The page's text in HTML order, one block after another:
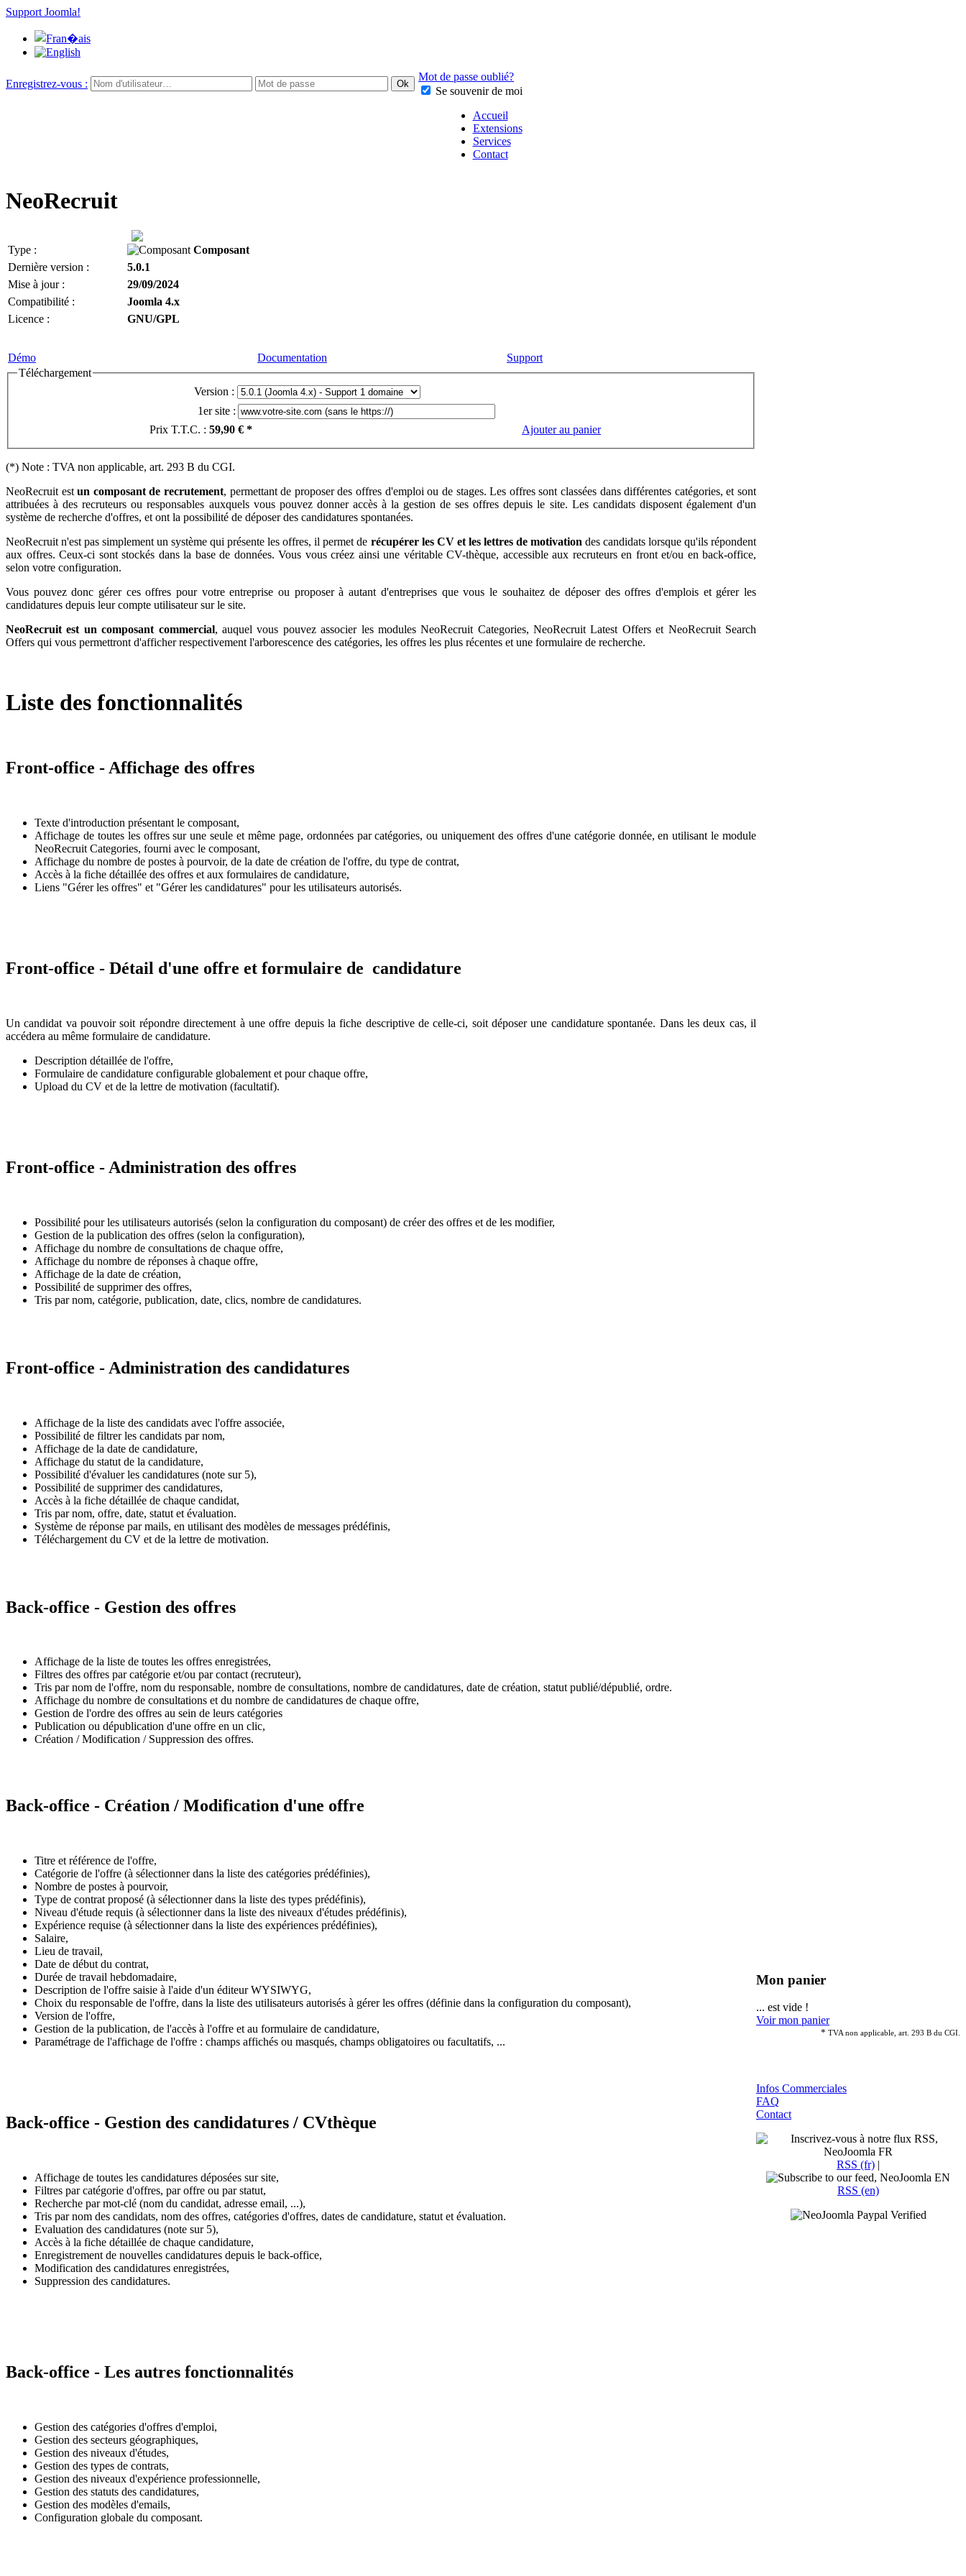
Support Joomla!
Enregistrez-vous :
Mot de passe oublié?
Se souvenir de moi
Accueil
Extensions
Services
Contact
NeoRecruit
Type :
Composant
Dernière version :
5.0.1
Mise à jour :
29/09/2024
Compatibilité :
Joomla 4.x
Licence :
GNU/GPL
Démo Documentation
Support
Téléchargement
Version :
1er site :
Prix T.T.C. : 59,90 € * Ajouter au panier
(*) Note : TVA non applicable, art. 293 B du CGI.
NeoRecruit estun composant de recrutement, permettant de proposer des offres d'emploi ou de stages. Les offres sont classées dans différentes catégories, et sont
attribuées à des recruteurs ou responsables auxquels vous pouvez donner accès à la gestion de ses offres depuis le site. Les candidats disposent également d'un
système de recherche d'offres, et ont la possibilité de déposer des candidatures spontanées.
NeoRecruit n'est pas simplement un système qui présente les offres, il permet de récupérer les CV et les lettres de motivationdes candidats lorsque qu'ils répondent
aux offres. Ceux-ci sont stockés dans la base de données. Vous vous créez ainsi une véritable CV-thèque, accessible aux recruteurs en front et/ou en back-office,
selon votre configuration.
Vous pouvez donc gérer ces offres pour votre entreprise ou proposer à autant d'entreprises que vous le souhaitez de déposer des offres d'emplois et gérer les
candidatures depuis leur compte utilisateur sur le site.
NeoRecruit est un composant commercial, auquel vous pouvez associer les modules NeoRecruit Categories, NeoRecruit Latest Offers et NeoRecruit Search
Offers qui vous permettront d'afficher respectivement l'arborescence des catégories, les offres les plus récentes et une formulaire de recherche.
Liste des fonctionnalités
Front-office - Affichage des offres
Texte d'introduction présentant le composant,
Affichage de toutes les offres sur une seule et même page, ordonnées par catégories, ou uniquement des offres d'une catégorie donnée, en utilisant le module
NeoRecruit Categories, fourni avec le composant,
Affichage du nombre de postes à pourvoir, de la date de création de l'offre, du type de contrat,
Accès à la fiche détaillée des offres et aux formulaires de candidature,
Liens "Gérer les offres" et "Gérer les candidatures" pour les utilisateurs autorisés.
Front-office - Détail d'une offre et formulaire de candidature
Un candidat va pouvoir soit répondre directement à une offre depuis la fiche descriptive de celle-ci, soit déposer une candidature spontanée. Dans les deux cas, il
accédera au même formulaire de candidature.
Description détaillée de l'offre,
Formulaire de candidature configurable globalement et pour chaque offre,
Upload du CV et de la lettre de motivation (facultatif).
Front-office - Administration des offres
Possibilité pour les utilisateurs autorisés (selon la configuration du composant) de créer des offres et de les modifier,
Gestion de la publication des offres (selon la configuration),
Affichage du nombre de consultations de chaque offre,
Affichage du nombre de réponses à chaque offre,
Affichage de la date de création,
Possibilité de supprimer des offres,
Tris par nom, catégorie, publication, date, clics, nombre de candidatures.
Front-office - Administration des candidatures
Affichage de la liste des candidats avec l'offre associée,
Possibilité de filtrer les candidats par nom,
Affichage de la date de candidature,
Affichage du statut de la candidature,
Possibilité d'évaluer les candidatures (note sur 5),
Possibilité de supprimer des candidatures,
Accès à la fiche détaillée de chaque candidat,
Tris par nom, offre, date, statut et évaluation.
Système de réponse par mails, en utilisant des modèles de messages prédéfinis,
Téléchargement du CV et de la lettre de motivation.
Back-office - Gestion des offres
Affichage de la liste de toutes les offres enregistrées,
Filtres des offres par catégorie et/ou par contact (recruteur),
Tris par nom de l'offre, nom du responsable, nombre de consultations, nombre de candidatures, date de création, statut publié/dépublié, ordre.
Affichage du nombre de consultations et du nombre de candidatures de chaque offre,
Gestion de l'ordre des offres au sein de leurs catégories
Publication ou dépublication d'une offre en un clic,
Création / Modification / Suppression des offres.
Back-office - Création / Modification d'une offre
Titre et référence de l'offre,
Catégorie de l'offre (à sélectionner dans la liste des catégories prédéfinies),
Nombre de postes à pourvoir,
Type de contrat proposé (à sélectionner dans la liste des types prédéfinis),
Niveau d'étude requis (à sélectionner dans la liste des niveaux d'études prédéfinis),
Expérience requise (à sélectionner dans la liste des expériences prédéfinies),
Salaire,
Lieu de travail,
Date de début du contrat,
Durée de travail hebdomadaire,
Description de l'offre saisie à l'aide d'un éditeur WYSIWYG,
Choix du responsable de l'offre, dans la liste des utilisateurs autorisés à gérer les offres (définie dans la configuration du composant),
Version de l'offre,
Gestion de la publication, de l'accès à l'offre et au formulaire de candidature,
Paramétrage de l'affichage de l'offre : champs affichés ou masqués, champs obligatoires ou facultatifs, ...
Back-office - Gestion des candidatures / CVthèque
Affichage de toutes les candidatures déposées sur site,
Filtres par catégorie d'offres, par offre ou par statut,
Recherche par mot-clé (nom du candidat, adresse email, ...),
Tris par nom des candidats, nom des offres, catégories d'offres, dates de candidature, statut et évaluation.
Evaluation des candidatures (note sur 5),
Accès à la fiche détaillée de chaque candidature,
Enregistrement de nouvelles candidatures depuis le back-office,
Modification des candidatures enregistrées,
Suppression des candidatures.
Back-office - Les autres fonctionnalités
Gestion des catégories d'offres d'emploi,
Gestion des secteurs géographiques,
Gestion des niveaux d'études,
Gestion des types de contrats,
Gestion des niveaux d'expérience professionnelle,
Gestion des statuts des candidatures,
Gestion des modèles d'emails,
Configuration globale du composant.
Mon panier
... est vide !
Voir mon panier
* TVA non applicable, art. 293 B du CGI.
Infos Commerciales
FAQ
Contact
RSS (fr) |
RSS (en)